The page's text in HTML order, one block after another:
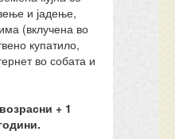
и јадење,
(вклучена во
купатило,
во собата и
возрасни + 1